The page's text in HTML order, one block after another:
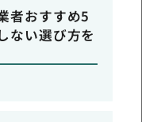
者おすすめ5
ない選び方を